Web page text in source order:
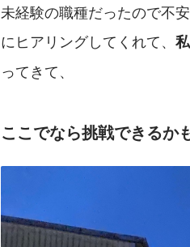
未経験の職種だったので不
にヒアリングしてくれて、
ってきて、
ここでなら挑戦できるか